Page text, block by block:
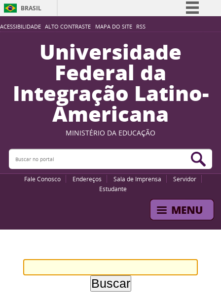
ACESSIBILIDADE ALTO CONTRASTE MAPA DO SITE RSS
BRASIL
Simplifique!
Participe
Acesso à informação
Legislação
Canais
Universidade
Federal da
Integração Latino-
Americana
MINISTÉRIO DA EDUCAÇÃO
Buscar no portal
Fale Conosco Endereços Sala de Imprensa
Servidor
Estudante